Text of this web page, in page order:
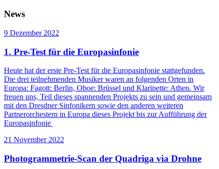
News
9 Dezember 2022
1. Pre-Test für die Europasinfonie
Heute hat der erste Pre-Test für die Europasinfonie stattgefunden.
Die drei teilnehmenden Musiker waren an folgenden Orten in
Europa: Fagott: Berlin, Oboe: Brüssel und Klarinette: Athen. Wir
freuen uns, Teil dieses spannenden Projekts zu sein und gemeinsam
mit den Dresdner Sinfonikern sowie den anderen weiteren
Partnerorchestern in Europa dieses Projekt bis zur Aufführung der
Europasinfonie
21 November 2022
Photogrammetrie-Scan der Quadriga via Drohne